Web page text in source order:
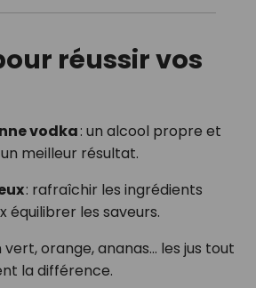
réussir vos
vodka: un alcool propre et
meilleur résultat.
: rafraîchir les ingrédients
équilibrer les saveurs.
orange, ananas… les jus tout
la différence.